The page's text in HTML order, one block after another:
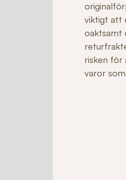
viktigt att
oaktsamt
risken för
varor